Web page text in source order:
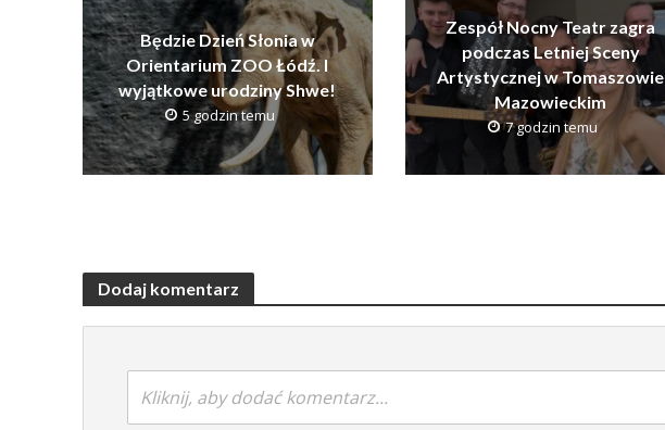
Będzie Dzień Słonia w
Orientarium ZOO Łódź. I
wyjątkowe urodziny Shwe!
5 godzin temu
Zespół Nocny Teatr zagra
podczas Letniej Sceny
Artystycznej w Tomaszowie
Mazowieckim
7 godzin temu
Dodaj komentarz
Kliknij, aby dodać komentarz...